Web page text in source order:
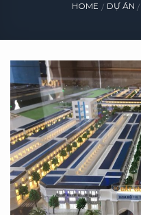
HOME / DỰ ÁN /